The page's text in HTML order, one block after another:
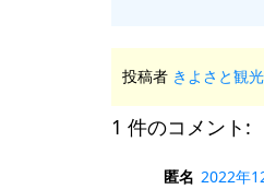
投稿者 きよさと観
1 件のコメント:
匿名 2022年